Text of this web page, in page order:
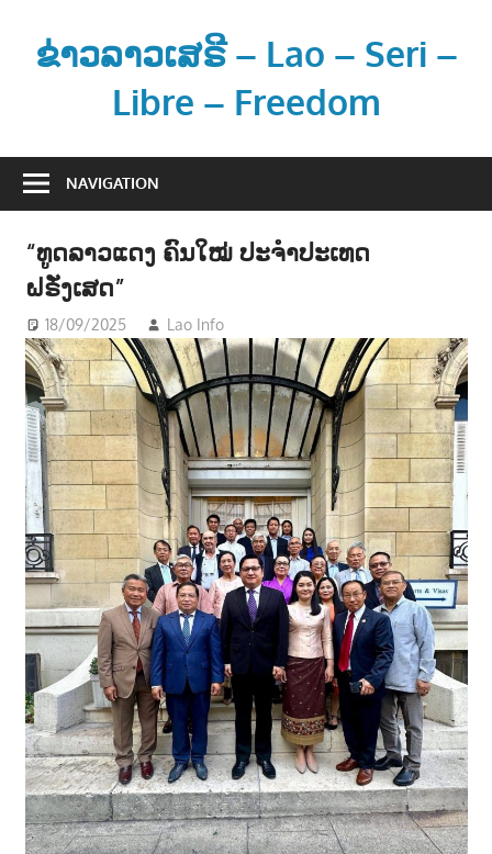
contentຂ່າວລາວເສຣີ – Lao – Seri –
Libre – Freedom
າ
ະ
ຂໍ້
ມູ
ນ
ຂ່
າ
ວ
ສ
າ
ນ
NAVIGATION
“ທູດລາວແດງ ຄົນໃໝ່ ປະຈຳປະເທດ
ຝຣັ່ງເສດ”
18/09/2025 Lao Info
SOCIETY